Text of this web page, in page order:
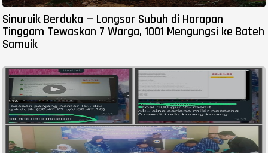
Sinuruik Berduka — Longsor Subuh di Harapan
Tinggam Tewaskan 7 Warga, 1001 Mengungsi ke Bateh
Samuik